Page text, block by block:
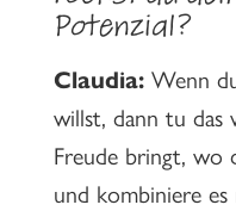
Potenzial?
Claudia: Wenn
willst, dann tu das
Freude bringt, wo
und kombiniere